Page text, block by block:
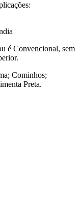
é Convencional, sem
Cominhos;
Preta.